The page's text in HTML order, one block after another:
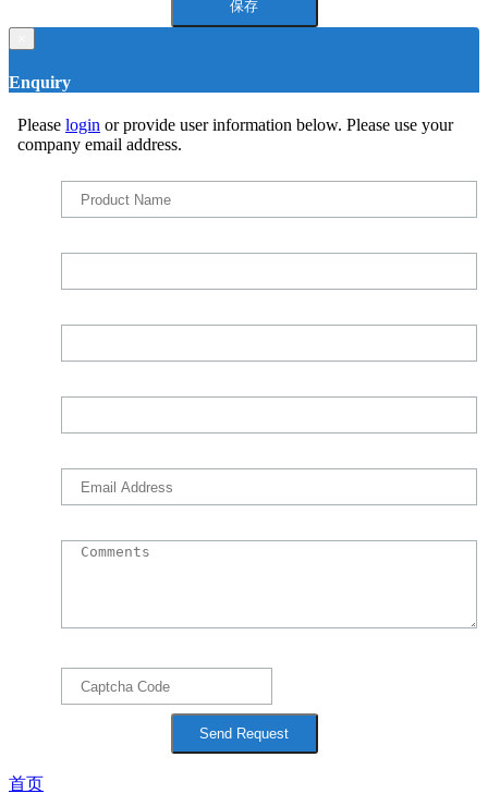
Enquiry
Please login or provide user information below. Please use your
company email address.
首页